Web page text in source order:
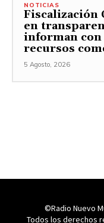
NOTICIAS
Fiscalización
en
informan con
recursos
5 Agosto, 2026
©Radio Nuevo
Todos los derechos